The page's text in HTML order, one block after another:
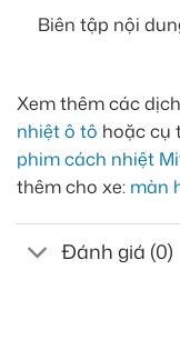
Biên tập nội
Xem thêm các
nhiệt ô tô hoặc cụ
phim cách nhiệt
thêm cho xe: màn
Đánh giá (0)